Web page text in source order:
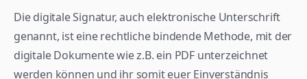
Die digitale Signatur, auch elektronische Unterschrift
genannt, ist eine rechtliche bindende Methode, mit der
digitale Dokumente wie z.B. ein PDF unterzeichnet
werden können und ihr somit euer Einverständnis